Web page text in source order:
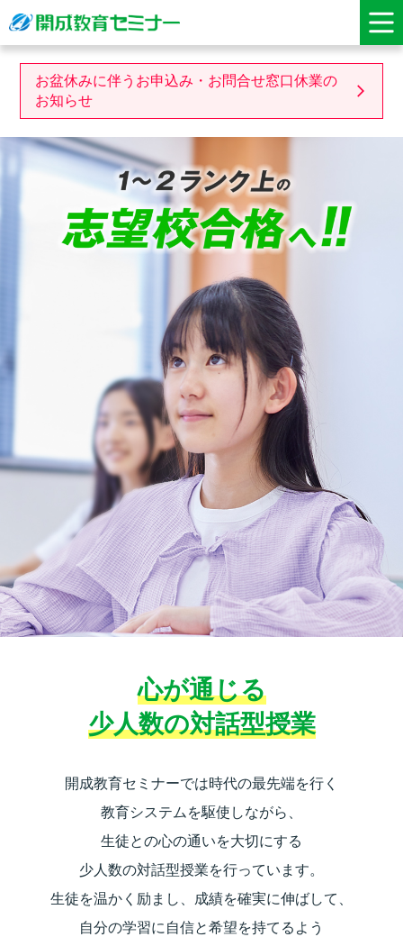
お盆休みに伴うお申込み・お問合せ窓口休業の
お知らせ
心が通じる
少人数の対話型授業
開成教育セミナーでは時代の最先端を行く
教育システムを駆使しながら、
生徒との心の通いを大切にする
少人数の対話型授業を行っています。
生徒を温かく励まし、成績を確実に伸ばして、
自分の学習に自信と希望を持てるよう